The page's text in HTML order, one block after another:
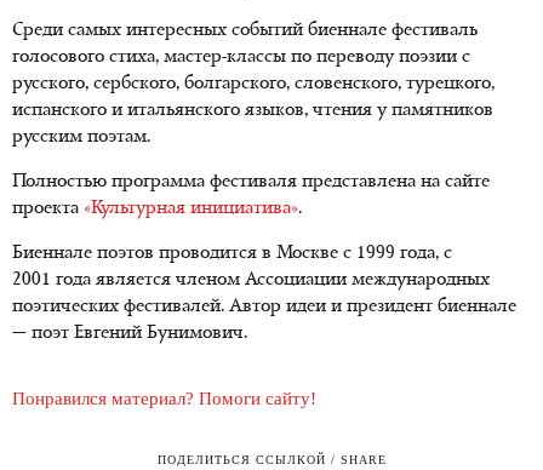
Среди самых интересных событий биеннале фестиваль
голосового стиха, мастер-классы по переводу поэзии с
русского, сербского, болгарского, словенского, турецкого,
испанского и итальянского языков, чтения у памятников
русским поэтам.
Полностью программа фестиваля представлена на сайте
проекта «Культурная инициатива».
Биеннале поэтов проводится в Москве с 1999 года, с
2001 года является членом Ассоциации международных
поэтических фестивалей. Автор идеи и президент биеннале
— поэт Евгений Бунимович.
Понравился материал? Помоги сайту!
ПОДЕЛИТЬСЯ ССЫЛКОЙ / SHARE